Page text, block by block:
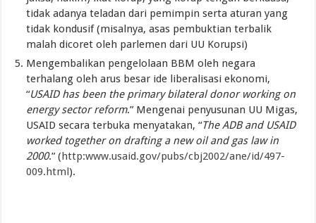
tidak adanya teladan dari pemimpin serta aturan yang
tidak kondusif (misalnya, asas pembuktian terbalik
malah dicoret oleh parlemen dari UU Korupsi)
Mengembalikan pengelolaan BBM oleh negara
terhalang oleh arus besar ide liberalisasi ekonomi,
“USAID has been the primary bilateral donor working on
energy sector reform.” Mengenai penyusunan UU Migas,
USAID secara terbuka menyatakan, “The ADB and USAID
worked together on drafting a new oil and gas law in
2000.” (http:www.usaid.gov/pubs/cbj2002/ane/id/497-
009.html).